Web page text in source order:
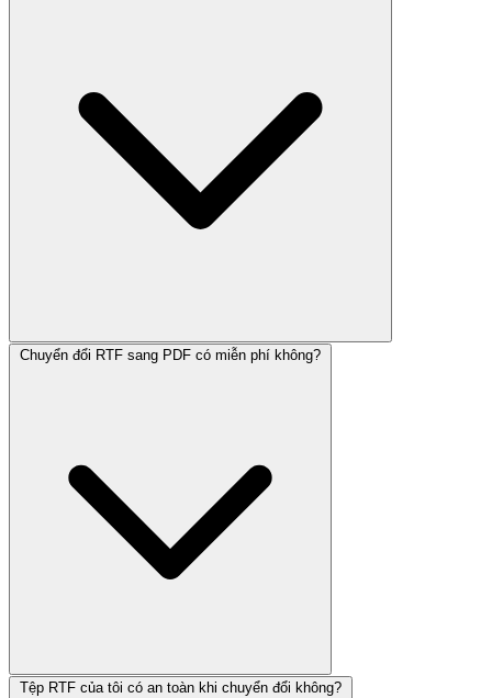
Chuyển đổi RTF sang PDF có miễn phí không?
Tệp RTF của tôi có an toàn khi chuyển đổi không?